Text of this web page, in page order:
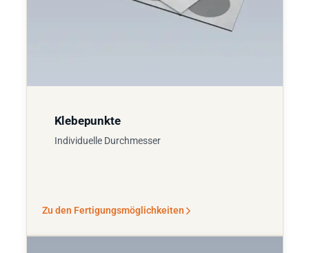
Klebepunkte
Individuelle Durchmesser
Zu den Fertigungsmöglichkeiten